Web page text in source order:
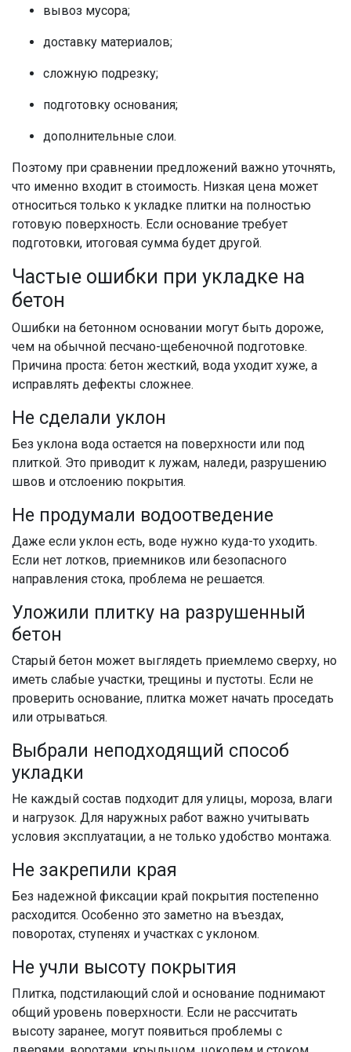
вывоз мусора;
доставку материалов;
сложную подрезку;
подготовку основания;
дополнительные слои.
Поэтому при сравнении предложений важно уточнять,
что именно входит в стоимость. Низкая цена может
относиться только к укладке плитки на полностью
готовую поверхность. Если основание требует
подготовки, итоговая сумма будет другой.
Частые ошибки при укладке на
бетон
Ошибки на бетонном основании могут быть дороже,
чем на обычной песчано-щебеночной подготовке.
Причина проста: бетон жесткий, вода уходит хуже, а
исправлять дефекты сложнее.
Не сделали уклон
Без уклона вода остается на поверхности или под
плиткой. Это приводит к лужам, наледи, разрушению
швов и отслоению покрытия.
Не продумали водоотведение
Даже если уклон есть, воде нужно куда-то уходить.
Если нет лотков, приемников или безопасного
направления стока, проблема не решается.
Уложили плитку на разрушенный
бетон
Старый бетон может выглядеть приемлемо сверху, но
иметь слабые участки, трещины и пустоты. Если не
проверить основание, плитка может начать проседать
или отрываться.
Выбрали неподходящий способ
укладки
Не каждый состав подходит для улицы, мороза, влаги
и нагрузок. Для наружных работ важно учитывать
условия эксплуатации, а не только удобство монтажа.
Не закрепили края
Без надежной фиксации край покрытия постепенно
расходится. Особенно это заметно на въездах,
поворотах, ступенях и участках с уклоном.
Не учли высоту покрытия
Плитка, подстилающий слой и основание поднимают
общий уровень поверхности. Если не рассчитать
высоту заранее, могут появиться проблемы с